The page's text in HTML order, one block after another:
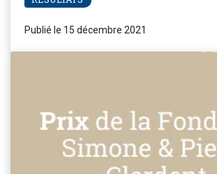
Publié le 15 décembre 2021